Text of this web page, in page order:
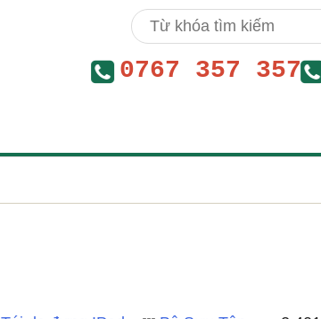
0767 357 357